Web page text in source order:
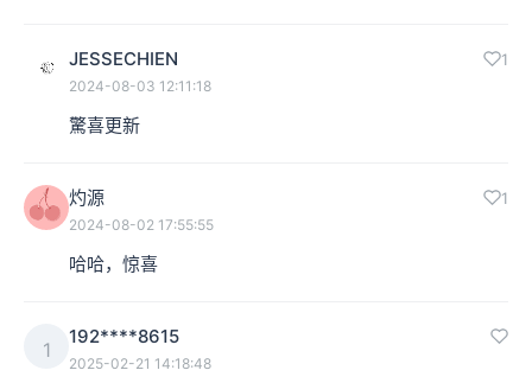
JESSECHIEN 1
2024-08-03 12:11:18
驚喜更新
灼源 1
2024-08-02 17:55:55
哈哈，惊喜
1
192****8615
2025-02-21 14:18:48